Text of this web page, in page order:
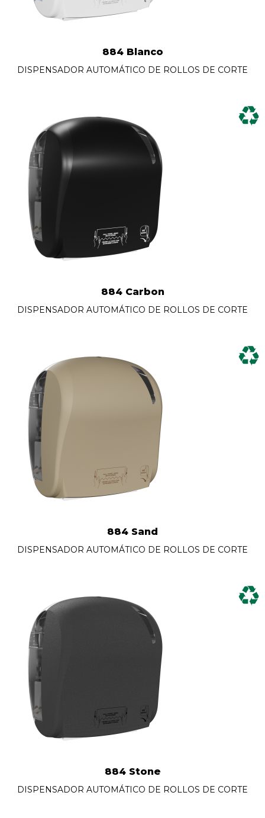
884 Blanco
DISPENSADOR AUTOMÁTICO DE ROLLOS DE CORTE
884 Carbon
DISPENSADOR AUTOMÁTICO DE ROLLOS DE CORTE
884 Sand
DISPENSADOR AUTOMÁTICO DE ROLLOS DE CORTE
884 Stone
DISPENSADOR AUTOMÁTICO DE ROLLOS DE CORTE